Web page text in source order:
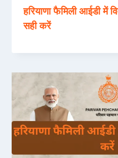
हरियाणा फैमिली आईडी
सही करें